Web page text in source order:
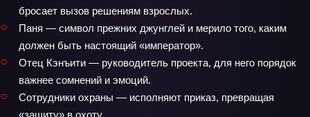
бросает вызов решениям взрослых.
Паня — символ прежних джунглей и мерило того, каким
должен быть настоящий «император».
Отец Кэнъити — руководитель проекта, для него порядок
важнее сомнений и эмоций.
Сотрудники охраны — исполняют приказ, превращая
«защиту» в охоту.